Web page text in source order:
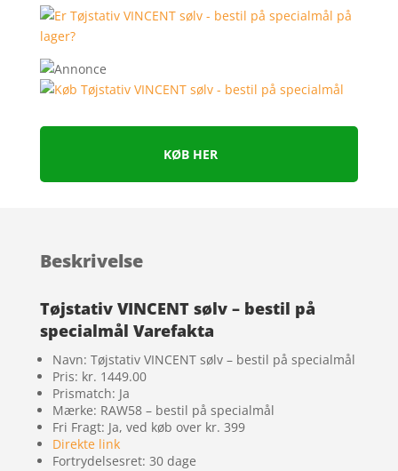
KØB HER
Beskrivelse
Tøjstativ VINCENT sølv – bestil på
specialmål Varefakta
Navn: Tøjstativ VINCENT sølv – bestil på specialmål
Pris: kr. 1449.00
Prismatch: Ja
Mærke: RAW58 – bestil på specialmål
Fri Fragt: Ja, ved køb over kr. 399
Direkte link
Fortrydelsesret: 30 dage